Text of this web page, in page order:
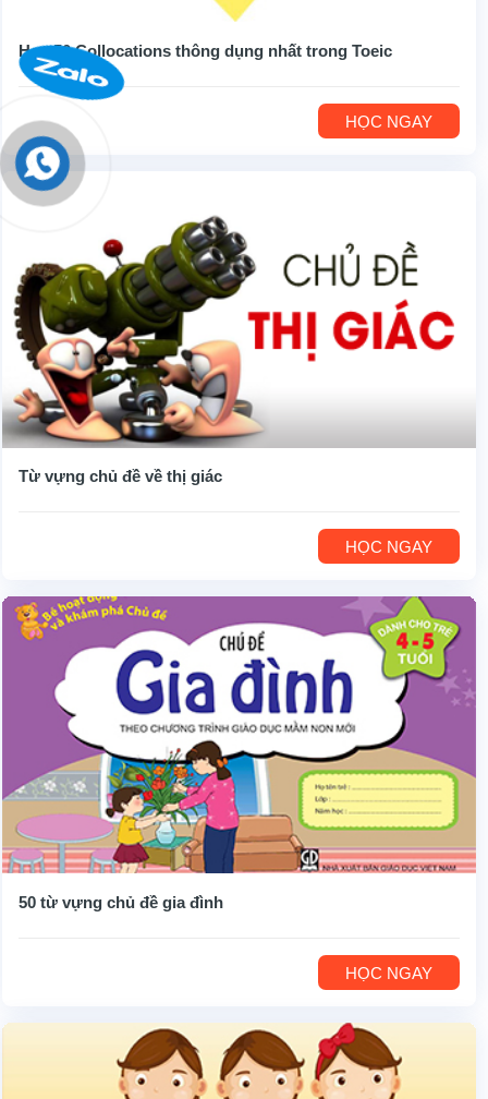
Học 50 Collocations thông dụng nhất trong Toeic
HỌC NGAY
Từ vựng chủ đề về thị giác
HỌC NGAY
50 từ vựng chủ đề gia đình
HỌC NGAY